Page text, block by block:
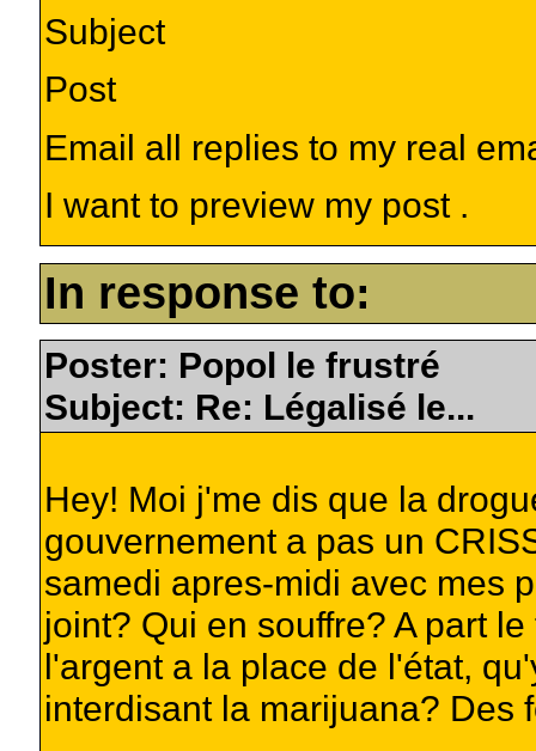
Subject
Post
Email all replies to my real
I want to preview my post .
In response to:
Poster: Popol le frustré
Subject: Re: Légalisé le...
Hey! Moi j'me dis que la
gouvernement a pas un
samedi apres-midi avec mes
joint? Qui en souffre? A part
l'argent a la place de l'état,
interdisant la marijuana? Des